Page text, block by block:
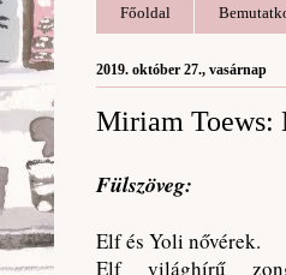
Főoldal
2019. október 27., vasárnap
Miriam Toews:
Fülszöveg:
Elf és Yoli nővérek.
Elf világhírű